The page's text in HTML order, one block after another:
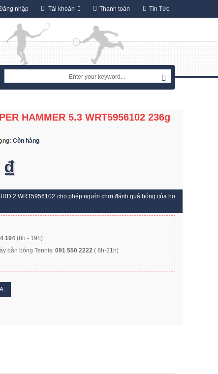
Thanh toán Tin Tức
Tài khoản
nhập
HAMMER 5.3 WRT5956102 236g
Còn hàng
2 WRT5956102 cho phép người chơi đánh quả bóng của họ
194 (8h - 19h)
bắn bóng Tennis: 091 550 2222 ( 8h-21h)